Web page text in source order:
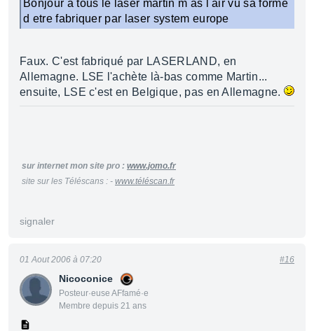
Bonjour a tous le laser martin m as l air vu sa forme
d etre fabriquer par laser system europe
Faux. C'est fabriqué par LASERLAND, en
Allemagne. LSE l'achète là-bas comme Martin...
ensuite, LSE c'est en Belgique, pas en Allemagne.
sur internet mon site pro : www.jomo.fr
site sur les Téléscans : - www.téléscan.fr
signaler
Nicoconice
Posteur·euse AFfamé·e
Membre depuis 21 ans
01 Aout 2006 à 07:20 #16